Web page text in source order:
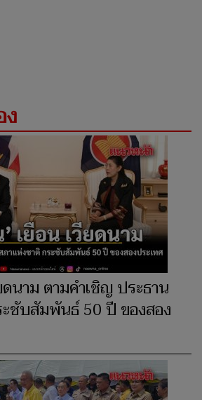
นาม ตามคำเชิญ ประธาน
ชับสัมพันธ์ 50 ปี ของสอง